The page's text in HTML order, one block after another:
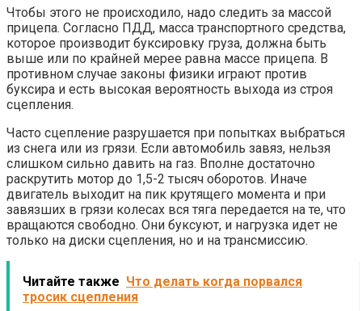
Чтобы этого не происходило, надо следить за массой
прицепа. Согласно ПДД, масса транспортного средства,
которое производит буксировку груза, должна быть
выше или по крайней мерее равна массе прицепа. В
противном случае законы физики играют против
буксира и есть высокая вероятность выхода из строя
сцепления.
Часто сцепление разрушается при попытках выбраться
из снега или из грязи. Если автомобиль завяз, нельзя
слишком сильно давить на газ. Вполне достаточно
раскрутить мотор до 1,5-2 тысяч оборотов. Иначе
двигатель выходит на пик крутящего момента и при
завязших в грязи колесах вся тяга передается на те, что
вращаются свободно. Они буксуют, и нагрузка идет не
только на диски сцепления, но и на трансмиссию.
Читайте также Что делать когда порвался
тросик сцепления